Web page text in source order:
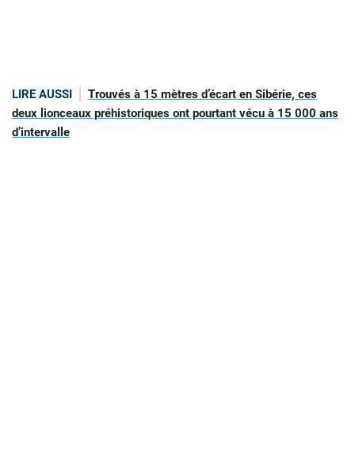
LIRE AUSSI
Trouvés à 15 mètres d’écart en Sibérie, ces
deux lionceaux préhistoriques ont pourtant vécu à 15 000 ans
d’intervalle